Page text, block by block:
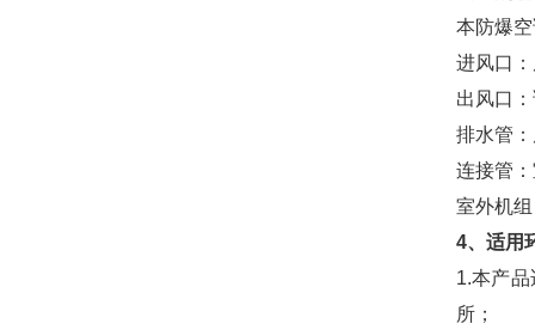
本防爆
进风口
出风口
排水管
连接管
室外机
4、适用
1.本产
所；